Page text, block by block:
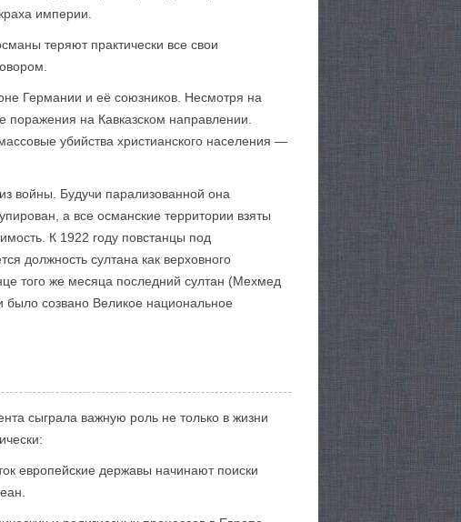
империи.
теряют практически все свои
Германии и её союзников. Несмотря на
на Кавказском направлении.
убийства христианского населения —
войны. Будучи парализованной она
а все османские территории взяты
К 1922 году повстанцы под
должность султана как верховного
того же месяца последний султан (Мехмед
было созвано Великое национальное
сыграла важную роль не только в жизни
европейские державы начинают поиски